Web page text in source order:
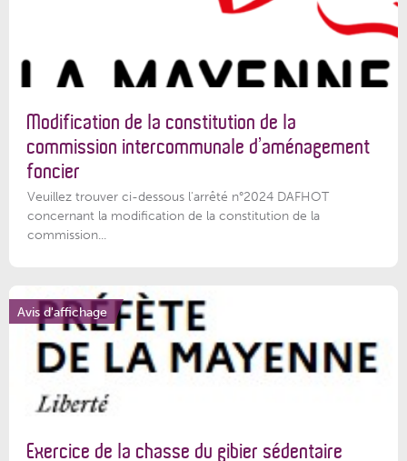
Modification de la constitution de la
commission intercommunale d’aménagement
foncier
Veuillez trouver ci-dessous l'arrêté n°2024 DAFHOT
concernant la modification de la constitution de la
commission...
Avis d'affichage
Exercice de la chasse du gibier sédentaire